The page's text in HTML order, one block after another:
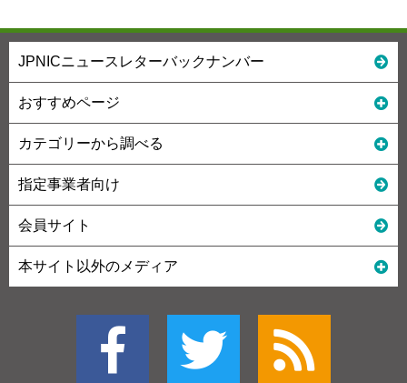
JPNICニュースレターバックナンバー
おすすめページ
カテゴリーから調べる
指定事業者向け
会員サイト
本サイト以外のメディア